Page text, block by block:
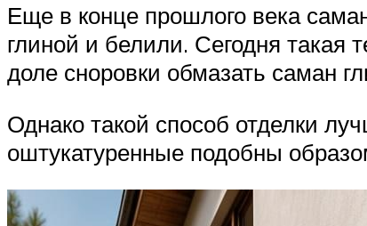
Еще в конце прошлого века
глиной и белили. Сегодня такая
доле сноровки обмазать саман
Однако такой способ отделки
оштукатуренные подобны